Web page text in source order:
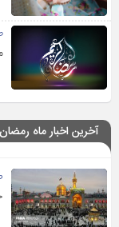
آخرین اخبار ماه رمضان